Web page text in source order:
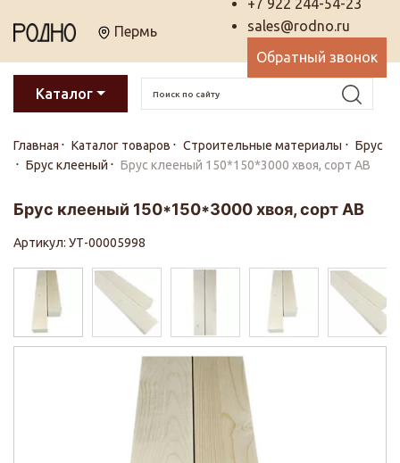
Пермь
+7 922 244-54-23
sales@rodno.ru
Обратный звонок
Каталог
Главная Каталог товаров Строительные материалы
Брус
Брус клееный
Брус клееный 150*150*3000 хвоя, сорт АВ
Брус клееный 150*150*3000 хвоя, сорт АВ
Артикул: УТ-00005998